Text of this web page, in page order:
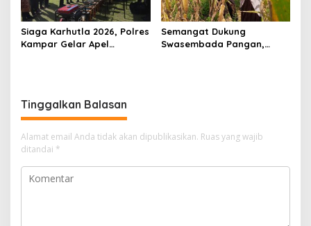
Siaga Karhutla 2026, Polres
Kampar Gelar Apel
Semangat Dukung
Swasembada Pangan,
Tinggalkan Balasan
Alamat email Anda tidak akan dipublikasikan. Ruas yang wajib
ditandai *